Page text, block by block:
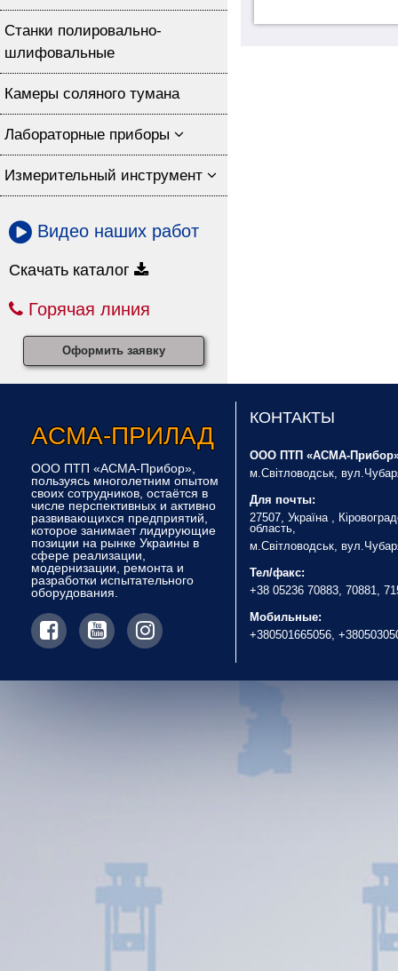
Станки полировально-
шлифовальные
Камеры соляного тумана
Лабораторные приборы
Измерительный инструмент
Видео наших работ
Скачать каталог
Горячая линия
Оформить заявку
Асма-Прилад
ООО ПТП «АСМА-Прибор»,
пользуясь многолетним опытом
своих сотрудников, остаётся в
числе перспективных и активно
развивающихся предприятий,
которое занимает лидирующие
позиции на рынке Украины в
сфере реализации,
модернизации, ремонта и
разработки испытательного
оборудования.
КОНТАКТЫ
ООО ПТП «АСМА-
м.Світловодськ,
Для почты:
27507, Україна ,
область,
м.Світловодськ,
Тел/факс:
+38 05236 70883, 70881,
Мобильные:
+380501665056,